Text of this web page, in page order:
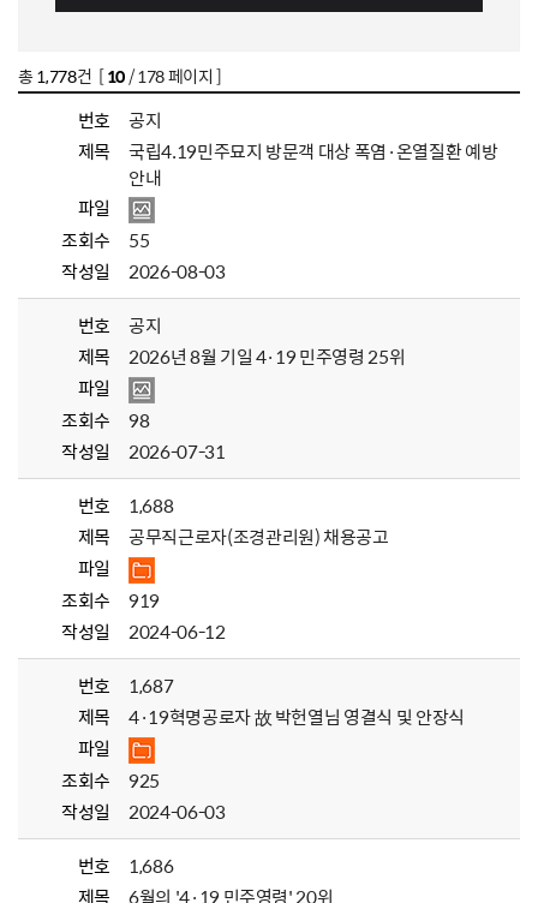
총 1,778건 [10/ 178 페이지 ]
번호
공지
제목
국립4.19민주묘지 방문객 대상 폭염·온열질환 예방
안내
파일
조회수
55
작성일
2026-08-03
번호
공지
제목
2026년 8월 기일 4·19 민주영령 25위
파일
조회수
98
작성일
2026-07-31
번호
1,688
제목
공무직근로자(조경관리원) 채용공고
파일
조회수
919
작성일
2024-06-12
번호
1,687
제목
4·19혁명공로자 故 박헌열님 영결식 및 안장식
파일
조회수
925
작성일
2024-06-03
번호
1,686
제목
6월의 '4·19 민주영령' 20위